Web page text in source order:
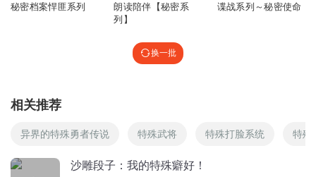
秘密档案悍匪系列
朗读陪伴【秘密系
列】
谍战系列～秘密使命
换一批
相关推荐
异界的特殊勇者传说 特殊武将 特殊打脸系统 特殊
沙雕段子：我的特殊癖好！